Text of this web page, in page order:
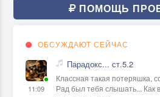
ПОМОЩЬ
ОБСУЖДАЮТ СЕЙЧАС
11:09
Парадокс... ст.5.2
Классная такая потеряшка,
Рад был тебя слышать... Как